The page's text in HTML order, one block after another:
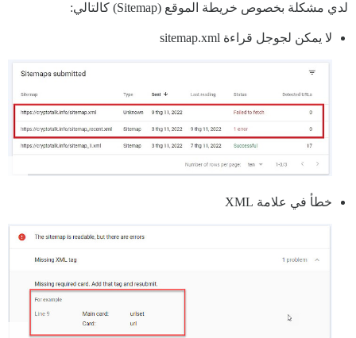
لدي مشكلة بخصوص خريطة الموقع (Sitemap) كالتالي:
لا يمكن لجوجل قراءة sitemap.xml
خطأ في علامة XML